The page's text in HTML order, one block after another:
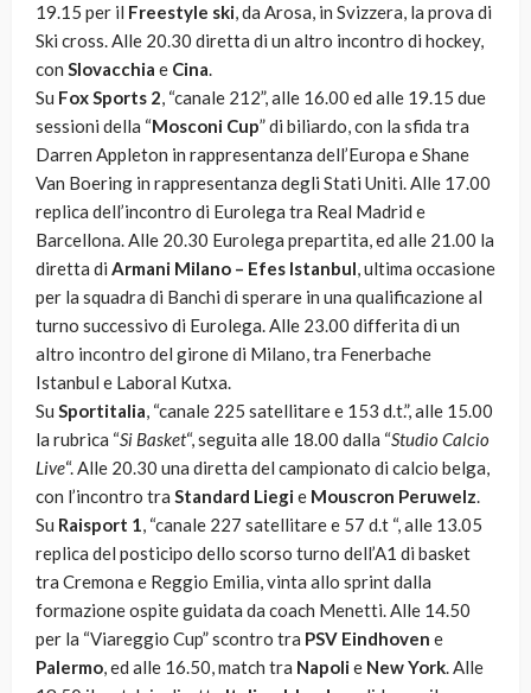
19.15 per il Freestyle ski, da Arosa, in Svizzera, la prova di
Ski cross. Alle 20.30 diretta di un altro incontro di hockey,
con Slovacchia e Cina.
Su Fox Sports 2, “canale 212”, alle 16.00 ed alle 19.15 due
sessioni della “Mosconi Cup” di biliardo, con la sfida tra
Darren Appleton in rappresentanza dell’Europa e Shane
Van Boering in rappresentanza degli Stati Uniti. Alle 17.00
replica dell’incontro di Eurolega tra Real Madrid e
Barcellona. Alle 20.30 Eurolega prepartita, ed alle 21.00 la
diretta di Armani Milano – Efes Istanbul, ultima occasione
per la squadra di Banchi di sperare in una qualificazione al
turno successivo di Eurolega. Alle 23.00 differita di un
altro incontro del girone di Milano, tra Fenerbache
Istanbul e Laboral Kutxa.
Su Sportitalia, “canale 225 satellitare e 153 d.t.”, alle 15.00
la rubrica “Si Basket“, seguita alle 18.00 dalla “Studio Calcio
Live“. Alle 20.30 una diretta del campionato di calcio belga,
con l’incontro tra Standard Liegie Mouscron Peruwelz.
Su Raisport 1, “canale 227 satellitare e 57 d.t “, alle 13.05
replica del posticipo dello scorso turno dell’A1 di basket
tra Cremona e Reggio Emilia, vinta allo sprint dalla
formazione ospite guidata da coach Menetti. Alle 14.50
per la “Viareggio Cup” scontro tra PSV Eindhoven e
Palermo, ed alle 16.50, match tra Napolie New York. Alle